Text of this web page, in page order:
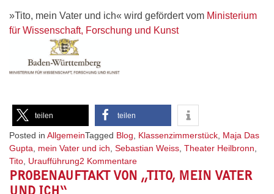
»Tito, mein Vater und ich« wird gefördert vom Ministerium
für Wissenschaft, Forschung und Kunst
teilen teilen
Posted in AllgemeinTagged Blog, Klassenzimmerstück, Maja Das
Gupta, mein Vater und ich, Sebastian Weiss, Theater Heilbronn,
Tito, Uraufführung2 Kommentarezu
Theater
PROBENAUFTAKT VON „TITO, MEIN VATER